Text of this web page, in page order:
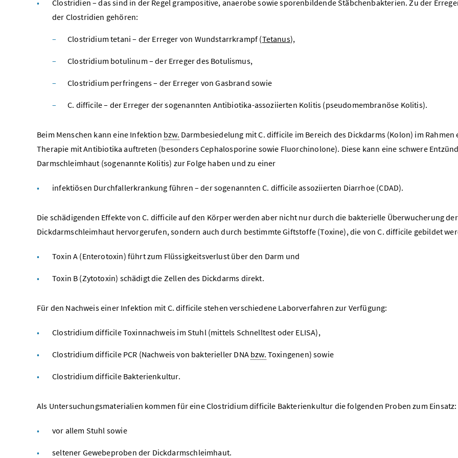
Clostridien – das sind in der Regel grampositive, anaerobe sowie sporenbildende Stäbchenbakterien. Zu der
der Clostridien gehören:
Clostridium tetani – der Erreger von Wundstarrkrampf (Tetanus),
Clostridium botulinum – der Erreger des Botulismus,
Clostridium perfringens – der Erreger von Gasbrand sowie
C. difficile – der Erreger der sogenannten Antibiotika-assoziierten Kolitis (pseudomembranöse Kolitis).
Beim Menschen kann eine Infektion bzw. Darmbesiedelung mit C. difficile im Bereich des Dickdarms (Kolon) im Rahmen
Therapie mit Antibiotika auftreten (besonders Cephalosporine sowie Fluorchinolone). Diese kann eine schwere
Darmschleimhaut (sogenannte Kolitis) zur Folge haben und zu einer
infektiösen Durchfallerkrankung führen – der sogenannten C. difficile assoziierten Diarrhoe (CDAD).
Die schädigenden Effekte von C. difficile auf den Körper werden aber nicht nur durch die bakterielle Überwucherung der
Dickdarmschleimhaut hervorgerufen, sondern auch durch bestimmte Giftstoffe (Toxine), die von C. difficile gebildet
Toxin A (Enterotoxin) führt zum Flüssigkeitsverlust über den Darm und
Toxin B (Zytotoxin) schädigt die Zellen des Dickdarms direkt.
Für den Nachweis einer Infektion mit C. difficile stehen verschiedene Laborverfahren zur Verfügung:
Clostridium difficile Toxinnachweis im Stuhl (mittels Schnelltest oder ELISA),
Clostridium difficile PCR (Nachweis von bakterieller DNA bzw. Toxingenen) sowie
Clostridium difficile Bakterienkultur.
Als Untersuchungsmaterialien kommen für eine Clostridium difficile Bakterienkultur die folgenden Proben zum Einsatz:
vor allem Stuhl sowie
seltener Gewebeproben der Dickdarmschleimhaut.